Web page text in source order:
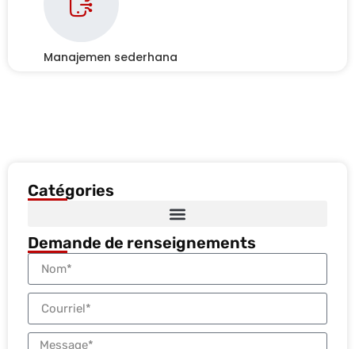
Manajemen sederhana
Catégories
Demande de renseignements